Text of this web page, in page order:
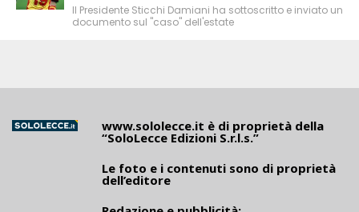
Il Presidente Sticchi Damiani ha sottoscritto e inviato un
documento sul "caso" dell'estate
www.sololecce.it è di proprietà della
“SoloLecce Edizioni S.r.l.s.”
Le foto e i contenuti sono di proprietà
dell’editore